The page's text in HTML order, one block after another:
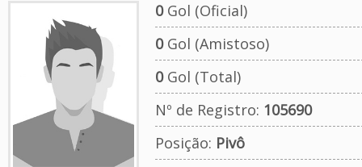
0Gol (Oficial)
0Gol (Amistoso)
0Gol (Total)
Nº de Registro: 105690
Posição: Pivô